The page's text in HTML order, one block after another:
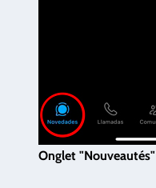
Onglet "Nouveautés"